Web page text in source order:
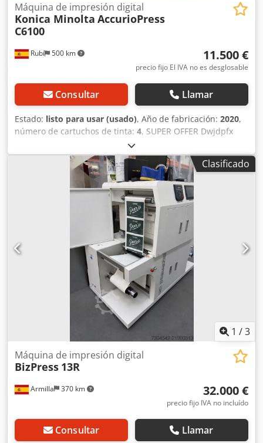
Rubí 500 km
Máquina de impresión digital
Konica Minolta AccurioPress
C6100
11.500 €
precio fijo El IVA no es desglosable
Consultar Llamar
Estado: listo para usar (usado), Año de fabricación: 2020,
número de cartuchos de tinta: 4, SUPER OFFER Dwjdpfx
Aastiytajzoa Model: KM 6100 Konica Controller Lu202xlm
PF707m Ru518 IQ501 OT510 Counter KM 6100: 5 millions
Machines under KM Service, checked and ready for
productioN Ready for shipping
Clasificado
1 /3
Armilla 370 km
Máquina de impresión digital
BizPress 13R
32.000 €
precio fijo IVA no incluído
Consultar Llamar